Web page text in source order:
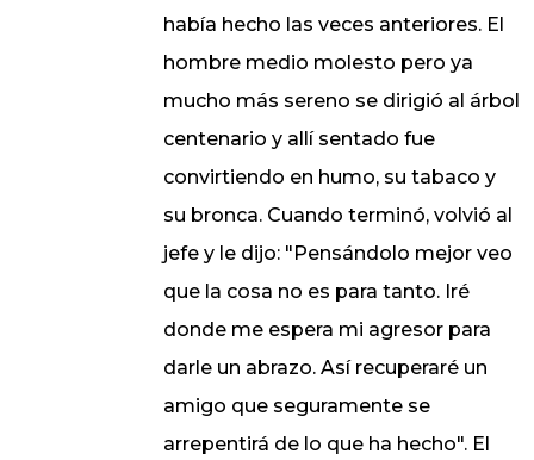
había hecho las veces anteriores. El
hombre medio molesto pero ya
mucho más sereno se dirigió al árbol
centenario y allí sentado fue
convirtiendo en humo, su tabaco y
su bronca. Cuando terminó, volvió al
jefe y le dijo: "Pensándolo mejor veo
que la cosa no es para tanto. Iré
donde me espera mi agresor para
darle un abrazo. Así recuperaré un
amigo que seguramente se
arrepentirá de lo que ha hecho". El